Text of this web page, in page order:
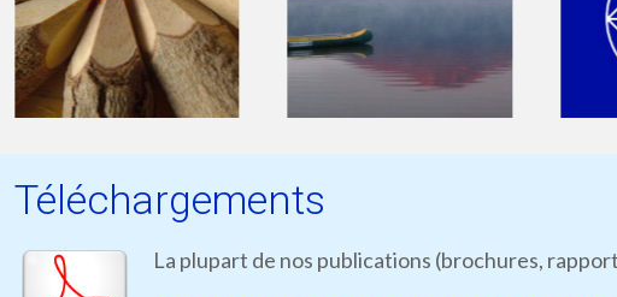
Téléchargements
La plupart de nos publications (brochures,